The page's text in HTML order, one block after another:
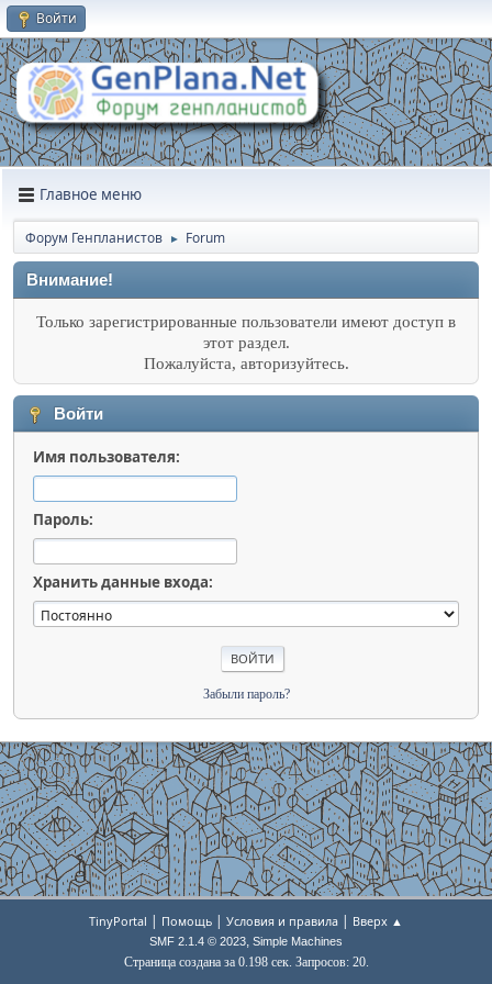
Войти
Главное меню
Форум Генпланистов ► Forum
Внимание!
Только зарегистрированные пользователи имеют доступ в
этот раздел.
Пожалуйста, авторизуйтесь.
Войти
Имя пользователя:
Пароль:
Хранить данные входа:
Забыли пароль?
TinyPortal | Помощь | Условия и правила | Вверх ▲
SMF 2.1.4 © 2023, Simple Machines
Страница создана за 0.198 сек. Запросов: 20.